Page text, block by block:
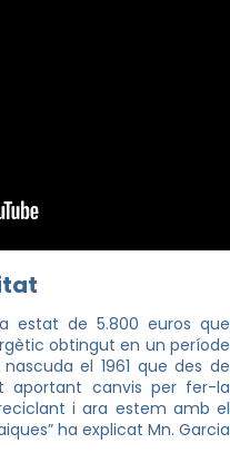
estat de 5.800 euros que
obtingut en un període
el 1961 que des de
aportant canvis per fer-la
i ara estem amb el
ha explicat Mn. Garcia